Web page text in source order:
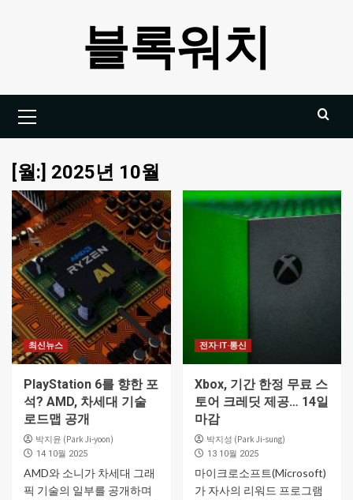
블록워치
Menu
[월:] 2025년 10월
최신뉴스
PlayStation 6를 향한 포
석? AMD, 차세대 기술
로드맵 공개
박지윤 (Park Ji-yoon)
14 10월 2025
AMD와 소니가 차세대 그래
픽 기술의 일부를 공개하며
전자·IT·통신
Xbox, 기간 한정 무료 스
토어 크레딧 제공… 14일
마감
박지성 (Park Ji-sung)
13 10월 2025
마이크로소프트(Microsoft)
가 자사의 리워드 프로그램